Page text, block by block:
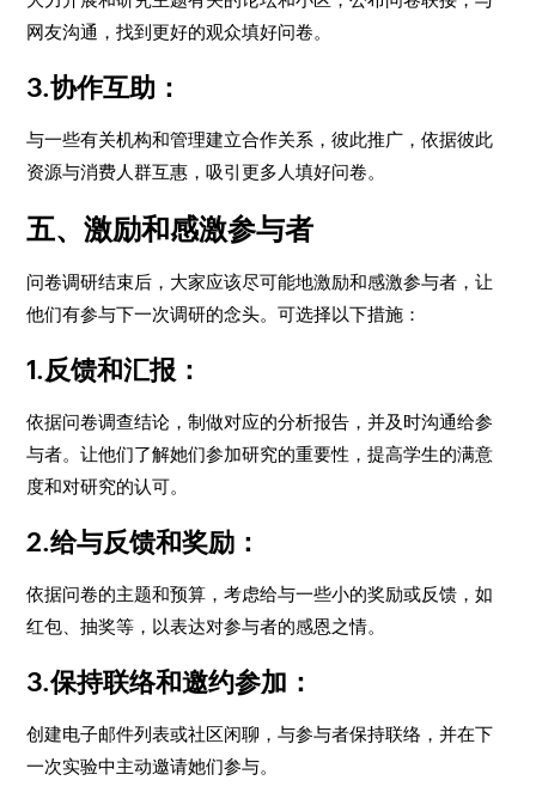
网友沟通，找到更好的观众填好问卷。
3.协作互助：
与一些有关机构和管理建立合作关系，彼此推广，依据彼此
资源与消费人群互惠，吸引更多人填好问卷。
五、激励和感激参与者
问卷调研结束后，大家应该尽可能地激励和感激参与者，让
他们有参与下一次调研的念头。可选择以下措施：
1.反馈和汇报：
依据问卷调查结论，制做对应的分析报告，并及时沟通给参
与者。让他们了解她们参加研究的重要性，提高学生的满意
度和对研究的认可。
2.给与反馈和奖励：
依据问卷的主题和预算，考虑给与一些小的奖励或反馈，如
红包、抽奖等，以表达对参与者的感恩之情。
3.保持联络和邀约参加：
创建电子邮件列表或社区闲聊，与参与者保持联络，并在下
一次实验中主动邀请她们参与。